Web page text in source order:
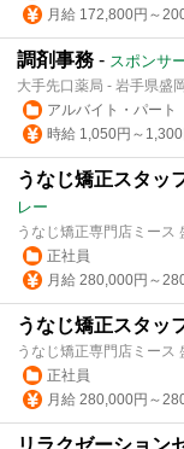
月給 172,800円～
調剤事務 - スポンサ
大手先口薬局 - 岩手県盛
アルバイト・パート
時給 1,050円～
うなじ矯正スタッ
レー
うなじ矯正専門店ミース
正社員
月給 280,000円～
うなじ矯正スタッ
うなじ矯正専門店ミース
正社員
月給 280,000円～
リラクゼーション